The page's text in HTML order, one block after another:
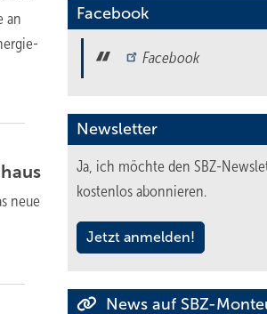
an
neue
Facebook
Facebook
Newsletter
Ja, ich möchte den SBZ-
kostenlos abonnieren.
Jetzt anmelden!
News auf SBZ-